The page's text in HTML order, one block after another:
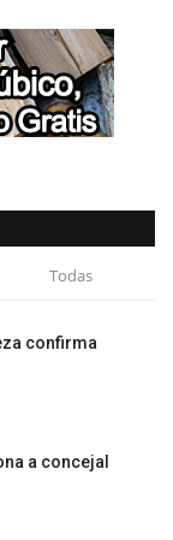
Todas
confirma
a concejal